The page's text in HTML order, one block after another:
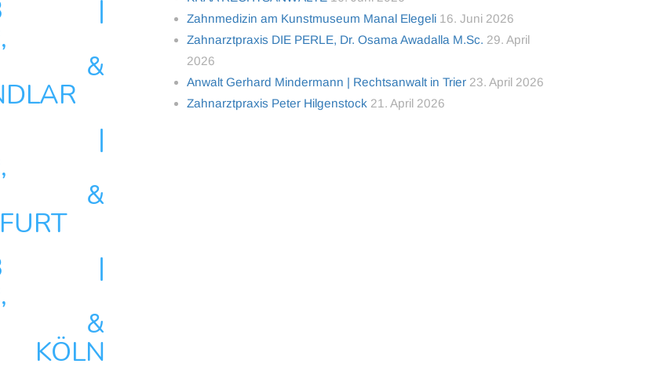
|
&
|
&
|
&
KÖLN
Zahnmedizin am Kunstmuseum Manal Elegeli 16. Juni 2026
Zahnarztpraxis DIE PERLE, Dr. Osama Awadalla M.Sc. 29. April
2026
Anwalt Gerhard Mindermann | Rechtsanwalt in Trier 23. April 2026
Zahnarztpraxis Peter Hilgenstock 21. April 2026